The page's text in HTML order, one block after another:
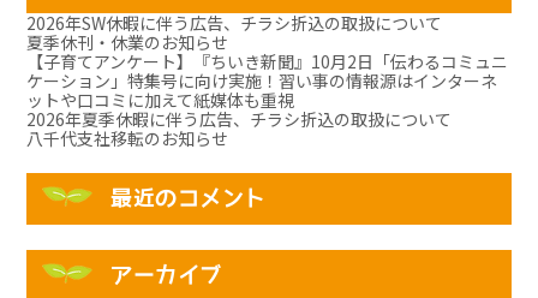
2026年SW休暇に伴う広告、チラシ折込の取扱について
夏季休刊・休業のお知らせ
【子育てアンケート】『ちいき新聞』10月2日「伝わるコミュニ
ケーション」特集号に向け実施！習い事の情報源はインターネ
ットや口コミに加えて紙媒体も重視
2026年夏季休暇に伴う広告、チラシ折込の取扱について
八千代支社移転のお知らせ
最近のコメント
アーカイブ